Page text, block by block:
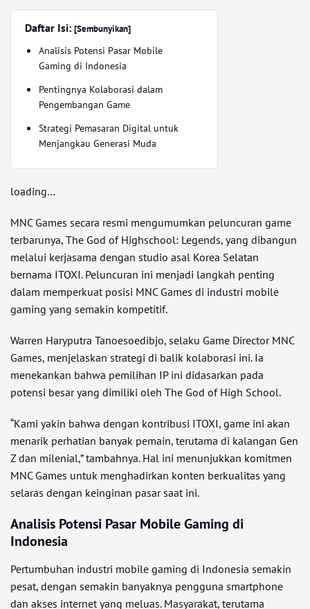
Daftar Isi: [Sembunyikan]
Analisis Potensi Pasar Mobile
Gaming di Indonesia
Pentingnya Kolaborasi dalam
Pengembangan Game
Strategi Pemasaran Digital untuk
Menjangkau Generasi Muda
loading…
MNC Games secara resmi mengumumkan peluncuran game
terbarunya, The God of Highschool: Legends, yang dibangun
melalui kerjasama dengan studio asal Korea Selatan
bernama ITOXI. Peluncuran ini menjadi langkah penting
dalam memperkuat posisi MNC Games di industri mobile
gaming yang semakin kompetitif.
Warren Haryputra Tanoesoedibjo, selaku Game Director MNC
Games, menjelaskan strategi di balik kolaborasi ini. Ia
menekankan bahwa pemilihan IP ini didasarkan pada
potensi besar yang dimiliki oleh The God of High School.
“Kami yakin bahwa dengan kontribusi ITOXI, game ini akan
menarik perhatian banyak pemain, terutama di kalangan Gen
Z dan milenial,” tambahnya. Hal ini menunjukkan komitmen
MNC Games untuk menghadirkan konten berkualitas yang
selaras dengan keinginan pasar saat ini.
Analisis Potensi Pasar Mobile Gaming di
Indonesia
Pertumbuhan industri mobile gaming di Indonesia semakin
pesat, dengan semakin banyaknya pengguna smartphone
dan akses internet yang meluas. Masyarakat, terutama